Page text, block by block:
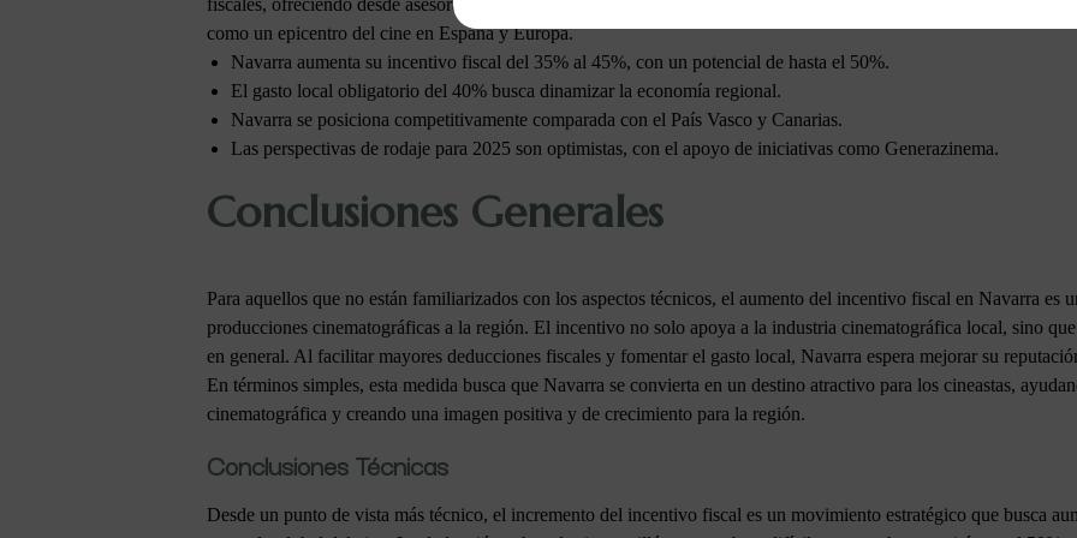
fiscales, ofreciendo desde asesoramiento hasta apoyo logístico para las producciones. Todo esto es parte de un
como un epicentro del cine en España y Europa.
Navarra aumenta su incentivo fiscal del 35% al 45%, con un potencial de hasta el 50%.
El gasto local obligatorio del 40% busca dinamizar la economía regional.
Navarra se posiciona competitivamente comparada con el País Vasco y Canarias.
Las perspectivas de rodaje para 2025 son optimistas, con el apoyo de iniciativas como Generazinema.
Conclusiones Generales
Para aquellos que no están familiarizados con los aspectos técnicos, el aumento del incentivo fiscal en Navarra es
producciones cinematográficas a la región. El incentivo no solo apoya a la industria cinematográfica local, sino
en general. Al facilitar mayores deducciones fiscales y fomentar el gasto local, Navarra espera mejorar su
En términos simples, esta medida busca que Navarra se convierta en un destino atractivo para los cineastas,
cinematográfica y creando una imagen positiva y de crecimiento para la región.
Conclusiones Técnicas
Desde un punto de vista más técnico, el incremento del incentivo fiscal es un movimiento estratégico que busca